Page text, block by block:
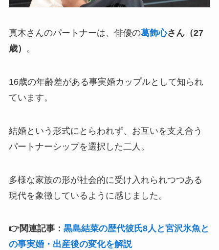
真木さんのパートナーは、俳優の葛飾心さん（27
歳） 。
16歳の年齢差がある事実婚カップルとして知られ
ています。
結婚という形式にとらわれず、お互いを支え合う
パートナーシップを選択した二人。
多様な家族の形が社会的に受け入れられつつある
現代を象徴しているように感じました。
👉関連記事： 黒島結菜の歴代彼氏8人と宮沢氷魚と
の事実婚・出産後の変化を解説